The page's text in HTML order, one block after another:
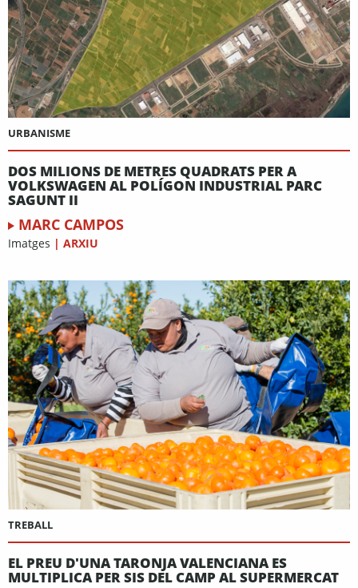
URBANISME
DOS MILIONS DE METRES QUADRATS PER A
VOLKSWAGEN AL POLÍGON INDUSTRIAL PARC
SAGUNT II
MARC CAMPOS
Imatges | ARXIU
TREBALL
EL PREU D'UNA TARONJA VALENCIANA ES
MULTIPLICA PER SIS DEL CAMP AL SUPERMERCAT